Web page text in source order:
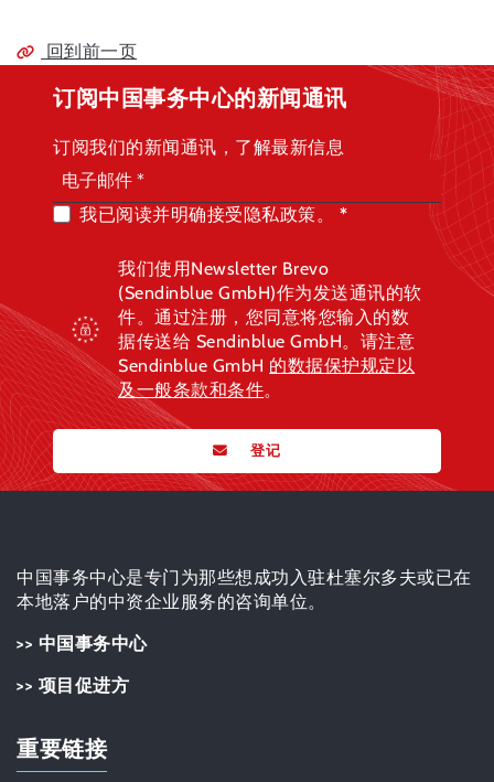
回到前一页
订阅中国事务中心的新闻通讯
订阅我们的新闻通讯，了解最新信息
我已阅读并明确接受隐私政策。
我们使用Newsletter Brevo
(Sendinblue GmbH)作为发送通讯的软
件。通过注册，您同意将您输入的数
据传送给 Sendinblue GmbH。请注意
Sendinblue GmbH 的数据保护规定以
及一般条款和条件。
登记
中国事务中心是专门为那些想成功入驻杜塞尔多夫或已在
本地落户的中资企业服务的咨询单位。
>> 中国事务中心
>> 项目促进方
重要链接